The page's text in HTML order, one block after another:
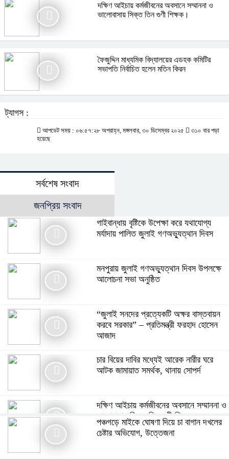
দক্ষিণ আইচায় কর্মজীবনের অবসানে সম্মাননা ও
ভালোবাসায় সিক্ত তিন গুণী শিক্ষক।
ফৈজুদ্দিন মাধ্যমিক বিদ্যালয়ের এডহক কমিটির
সভাপতি নির্বাচিত হলেন মতিন কিরন
ট্যাগস :
আপডেট সময় : ০৬:৫৭:২৮ অপরাহ্ন, মঙ্গলবার, ৩০ ডিসেম্বর ২০২৫
৩১০ বার পড়া
হয়েছে
সর্বশেষ সংবাদ
জনপ্রিয় সংবাদ
গাইবান্ধায় বৃষ্টিকে উপেক্ষা করে যথাযোগ্য
মর্যাদায় পালিত জুলাই গণঅভ্যুত্থান দিবস
মনপুরায় জুলাই গণঅভ্যুত্থান দিবস উপলক্ষে
আলোচনা সভা অনুষ্ঠিত
“জুলাই সনদের প্রত্যেকটি অক্ষর বাস্তবায়ন
করবে সরকার” – প্রতিমন্ত্রী ফরহাদ হোসেন
আজাদ
চার বিয়ের দাবির মধ্যেই আরেক নারীর ঘরে
আটক জামায়াত সমর্থক, থানায় সোপর্দ
দক্ষিণ আইচায় কর্মজীবনের অবসানে সম্মাননা ও
ভালোবাসায় সিক্ত তিন গুণী শিক্ষক।
পঞ্চগড়ে মাইকে ঘোষণা দিয়ে চা বাগান দখলের
চেষ্টার অভিযোগ, উত্তেজনা